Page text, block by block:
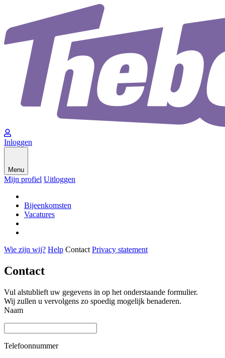
Inloggen
Menu
Mijn profiel Uitloggen
Bijeenkomsten
Vacatures
Wie zijn wij? Help Contact Privacy statement
Contact
Vul alstublieft uw gegevens in op het onderstaande formulier.
Wij zullen u vervolgens zo spoedig mogelijk benaderen.
Naam
Telefoonnummer